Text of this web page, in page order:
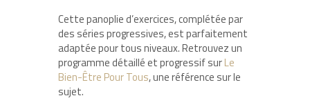
Cette panoplie d’exercices, complétée par
des séries progressives, est parfaitement
adaptée pour tous niveaux. Retrouvez un
programme détaillé et progressif surLe
Bien-Être Pour Tous, une référence sur le
sujet.